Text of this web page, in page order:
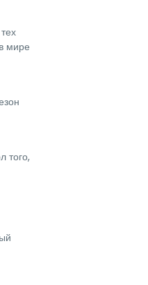
мире
того,